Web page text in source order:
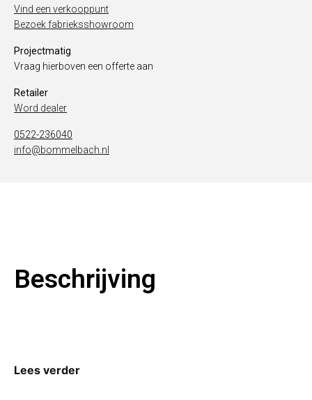
Vind een verkooppunt
Bezoek fabrieksshowroom
Projectmatig
Vraag hierboven een offerte aan
Retailer
Word dealer
0522-236040
info@bommelbach.nl
Beschrijving
Lees verder